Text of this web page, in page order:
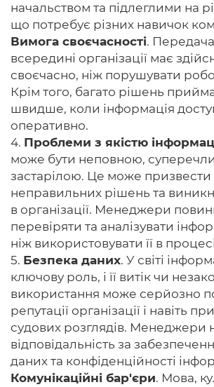
начальством та підлеглими на
що потребує різних навичок
Вимога своєчасності.
всередині організації має
своєчасно, ніж порушувати
Крім того, багато рішень
швидше, коли інформація
оперативно.
4. Проблеми з якістю
може бути неповною,
застарілою. Це може призвести
неправильних рішень та
в організації. Менеджери
перевіряти та аналізувати
ніж використовувати її в
5. Безпека даних. У світі
ключову роль, і її витік чи
використання може серйозно
репутації організації і навіть
судових розглядів. Менеджери
відповідальність за
даних та конфіденційності
Комунікаційні бар'єри. Мова,